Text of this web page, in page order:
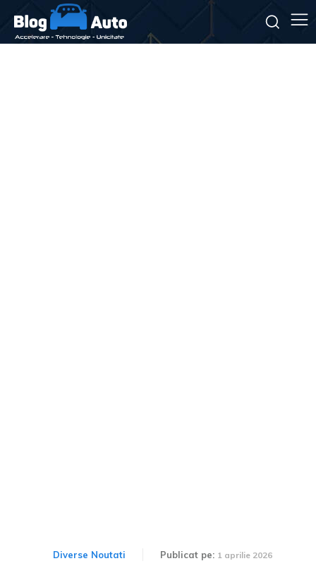
Diverse Noutati Publicat pe: 1 aprilie 2026